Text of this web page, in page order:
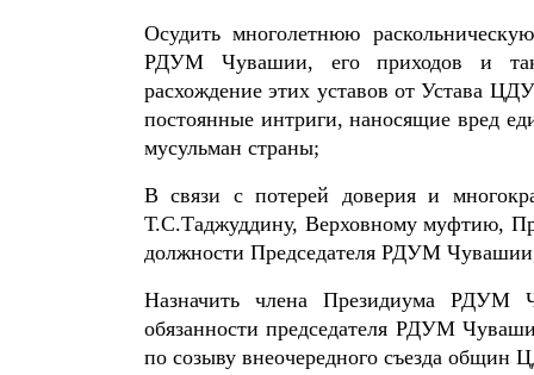
Осудить многолетнюю
РДУМ Чувашии, его приходов и так
расхождение этих уставов от Устава
постоянные интриги, наносящие вред
мусульман страны;
В связи с потерей доверия и
Т.С.Таджуддину, Верховному муфтию,
должности Председателя РДУМ
Назначить члена Президиума РДУМ
обязанности председателя РДУМ
по созыву внеочередного съезда